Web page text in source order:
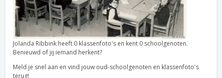
Jolanda Ribbink heeft 0 klassenfoto's en kent 0 schoolgenoten.
Benieuwd of jij iemand herkent?
Meld je snel aan en vind jouw oud-schoolgenoten en klassenfoto's
terug!